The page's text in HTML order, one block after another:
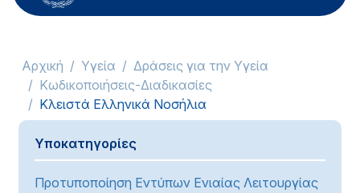
σύστημα
Αρχική Υγεία
Δράσεις για την Υγεία
Κωδικοποιήσεις-Διαδικασίες
Κλειστά Ελληνικά Νοσήλια
Υποκατηγορίες
Προτυποποίηση Εντύπων Ενιαίας Λειτουργίας